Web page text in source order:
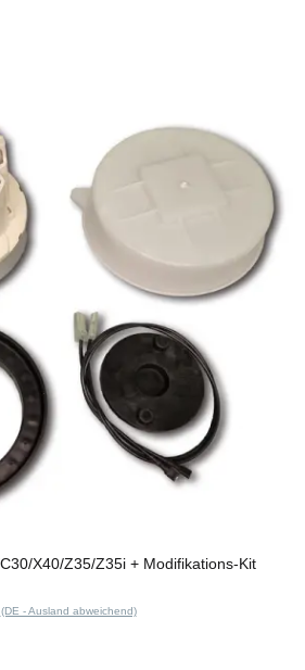
allaway Motor für A30/C30/X40/Z35/Z35i + Modifikations-Kit
(DE - Ausland abweichend)